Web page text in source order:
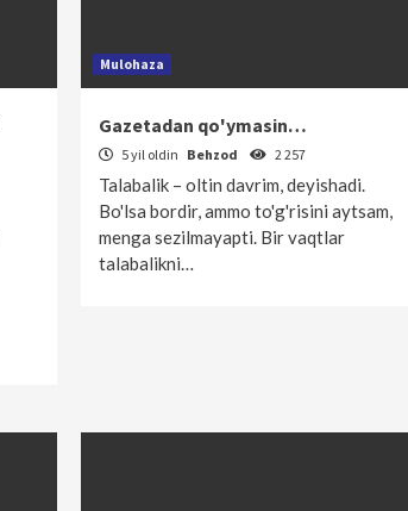
Mulohaza
Gazetadan qo'ymasin…
5 yil oldin Behzod 2 257
Talabalik – oltin davrim, deyishadi.
Bo'lsa bordir, ammo to'g'risini aytsam,
menga sezilmayapti. Bir vaqtlar
talabalikni…